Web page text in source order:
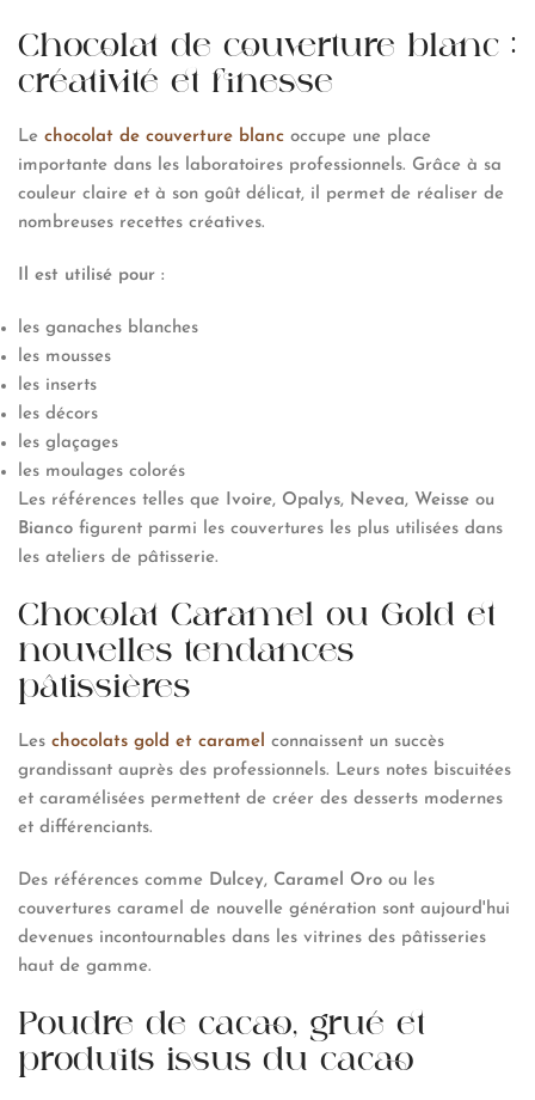
Chocolat de couverture blanc :
créativité et finesse
Le chocolat de couverture blanc occupe une place
importante dans les laboratoires professionnels. Grâce à sa
couleur claire et à son goût délicat, il permet de réaliser de
nombreuses recettes créatives.
Il est utilisé pour :
les ganaches blanches
les mousses
les inserts
les décors
les glaçages
les moulages colorés
Les références telles que Ivoire, Opalys, Nevea, Weisse ou
Bianco figurent parmi les couvertures les plus utilisées dans
les ateliers de pâtisserie.
Chocolat Caramel ou Gold et
nouvelles tendances
pâtissières
Les chocolats gold et caramel connaissent un succès
grandissant auprès des professionnels. Leurs notes biscuitées
et caramélisées permettent de créer des desserts modernes
et différenciants.
Des références comme Dulcey, Caramel Oro ou les
couvertures caramel de nouvelle génération sont aujourd'hui
devenues incontournables dans les vitrines des pâtisseries
haut de gamme.
Poudre de cacao, grué et
produits issus du cacao